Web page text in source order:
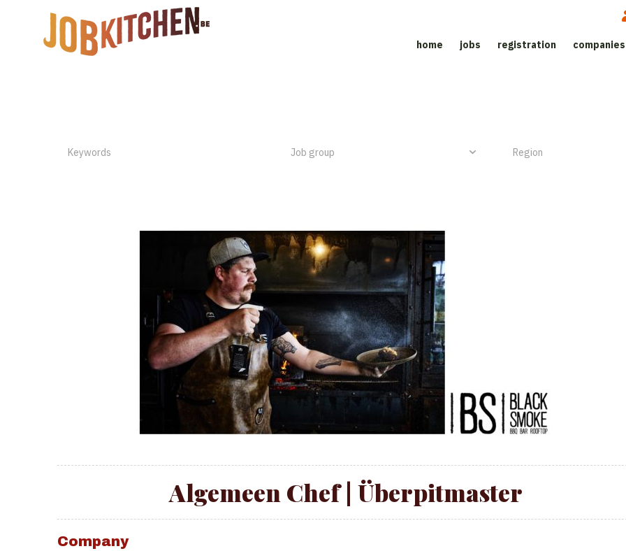
home jobs registration companies
Algemeen Chef | Überpitmaster
Company